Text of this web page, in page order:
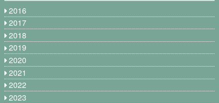
2016
2017
2018
2019
2020
2021
2022
2023